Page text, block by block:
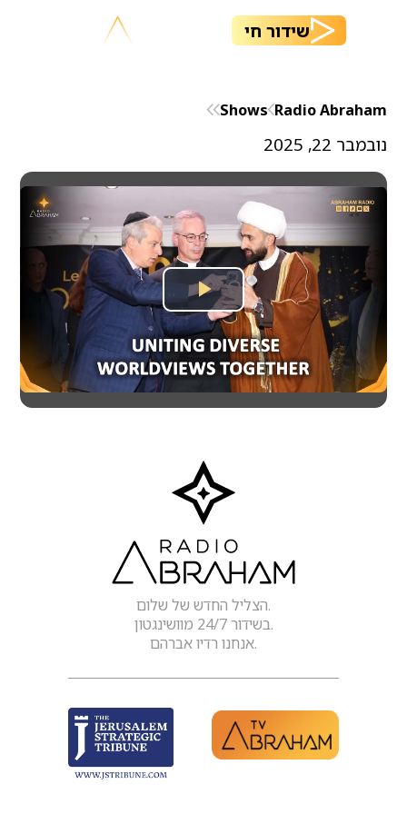
שידור חי
Radio Abraham
Shows
Play
Video
נובמבר 22, 2025
הצליל החדש של שלום.
בשידור 24/7 מוושינגטון.
אנחנו רדיו אברהם.